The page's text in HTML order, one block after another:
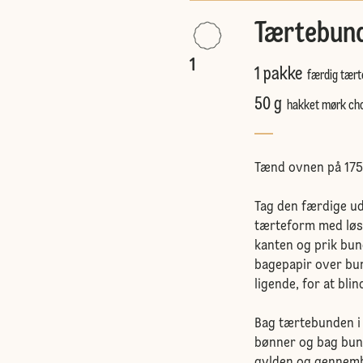
1 1 pakke færdig
50 g hakket mørk
Tænd ovnen på
Tag den færdige
tærteform med løs
kanten og prik
bagepapir over
ligende, for at
Bag tærtebunden
bønner og bag